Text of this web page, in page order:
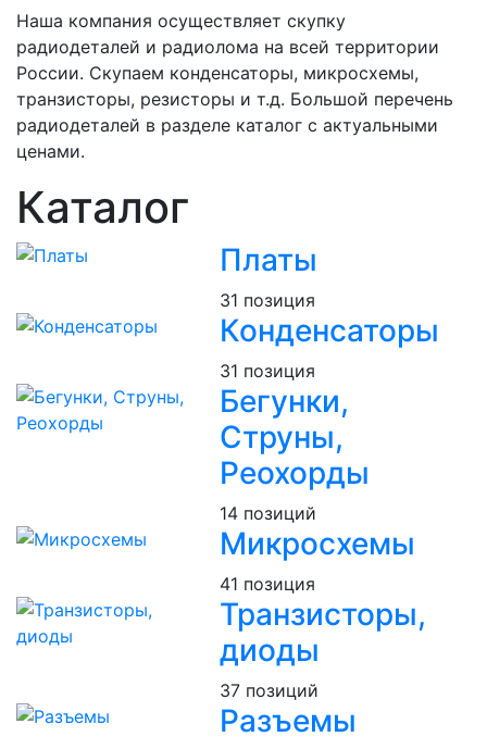
Наша компания осуществляет скупку
радиодеталей и радиолома на всей территории
России. Скупаем конденсаторы, микросхемы,
транзисторы, резисторы и т.д. Большой перечень
радиодеталей в разделе каталог с актуальными
ценами.
Каталог
Платы
31 позиция
Конденсаторы
31 позиция
Бегунки,
Струны,
Реохорды
14 позиций
Микросхемы
41 позиция
Транзисторы,
диоды
37 позиций
Разъемы